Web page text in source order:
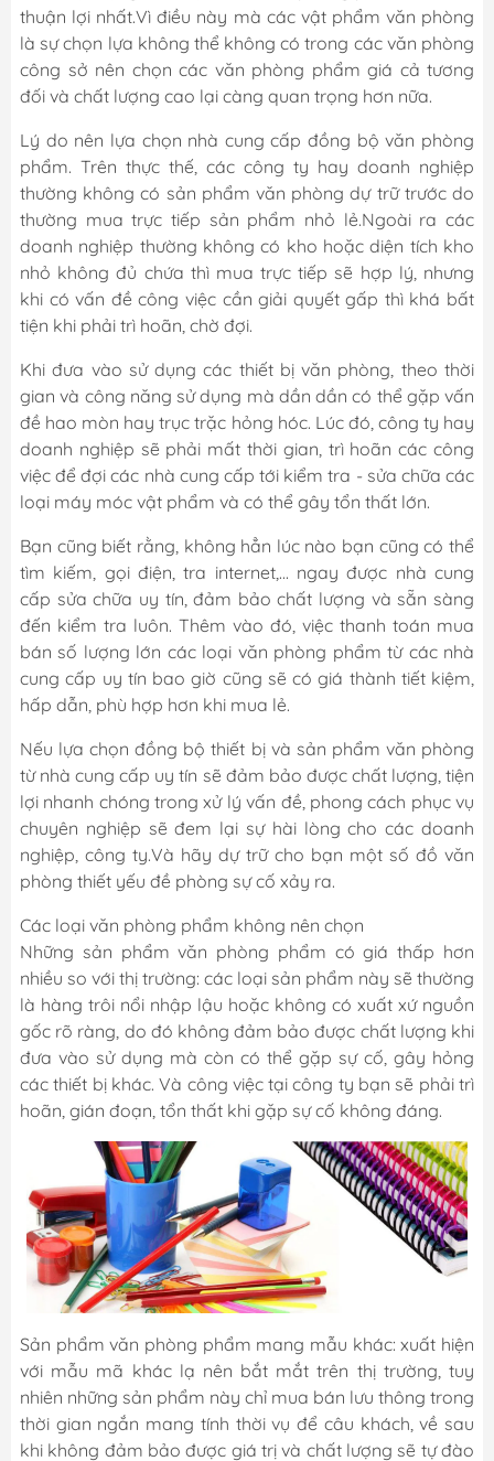
thuận lợi nhất.Vì điều này mà các vật phẩm văn phòng
là sự chọn lựa không thể không có trong các văn phòng
công sở nên chọn các văn phòng phẩm giá cả tương
đối và chất lượng cao lại càng quan trọng hơn nữa.
Lý do nên lựa chọn nhà cung cấp đồng bộ văn phòng
phẩm. Trên thực thế, các công ty hay doanh nghiệp
thường không có sản phẩm văn phòng dự trữ trước do
thường mua trực tiếp sản phẩm nhỏ lẻ.Ngoài ra các
doanh nghiệp thường không có kho hoặc diện tích kho
nhỏ không đủ chứa thì mua trực tiếp sẽ hợp lý, nhưng
khi có vấn đề công việc cần giải quyết gấp thì khá bất
tiện khi phải trì hoãn, chờ đợi.
Khi đưa vào sử dụng các thiết bị văn phòng, theo thời
gian và công năng sử dụng mà dần dần có thể gặp vấn
đề hao mòn hay trục trặc hỏng hóc. Lúc đó, công ty hay
doanh nghiệp sẽ phải mất thời gian, trì hoãn các công
việc để đợi các nhà cung cấp tới kiểm tra - sửa chữa các
loại máy móc vật phẩm và có thể gây tổn thất lớn.
Bạn cũng biết rằng, không hẳn lúc nào bạn cũng có thể
tìm kiếm, gọi điện, tra internet,... ngay được nhà cung
cấp sửa chữa uy tín, đảm bảo chất lượng và sẵn sàng
đến kiểm tra luôn. Thêm vào đó, việc thanh toán mua
bán số lượng lớn các loại văn phòng phẩm từ các nhà
cung cấp uy tín bao giờ cũng sẽ có giá thành tiết kiệm,
hấp dẫn, phù hợp hơn khi mua lẻ.
Nếu lựa chọn đồng bộ thiết bị và sản phẩm văn phòng
từ nhà cung cấp uy tín sẽ đảm bảo được chất lượng, tiện
lợi nhanh chóng trong xử lý vấn đề, phong cách phục vụ
chuyên nghiệp sẽ đem lại sự hài lòng cho các doanh
nghiệp, công ty.Và hãy dự trữ cho bạn một số đồ văn
phòng thiết yếu đề phòng sự cố xảy ra.
Các loại văn phòng phẩm không nên chọn
Những sản phẩm văn phòng phẩm có giá thấp hơn
nhiều so với thị trường: các loại sản phẩm này sẽ thường
là hàng trôi nổi nhập lậu hoặc không có xuất xứ nguồn
gốc rõ ràng, do đó không đảm bảo được chất lượng khi
đưa vào sử dụng mà còn có thể gặp sự cố, gây hỏng
các thiết bị khác. Và công việc tại công ty bạn sẽ phải trì
hoãn, gián đoạn, tổn thất khi gặp sự cố không đáng.
Sản phẩm văn phòng phẩm mang mẫu khác: xuất hiện
với mẫu mã khác lạ nên bắt mắt trên thị trường, tuy
nhiên những sản phẩm này chỉ mua bán lưu thông trong
thời gian ngắn mang tính thời vụ để câu khách, về sau
khi không đảm bảo được giá trị và chất lượng sẽ tự đào